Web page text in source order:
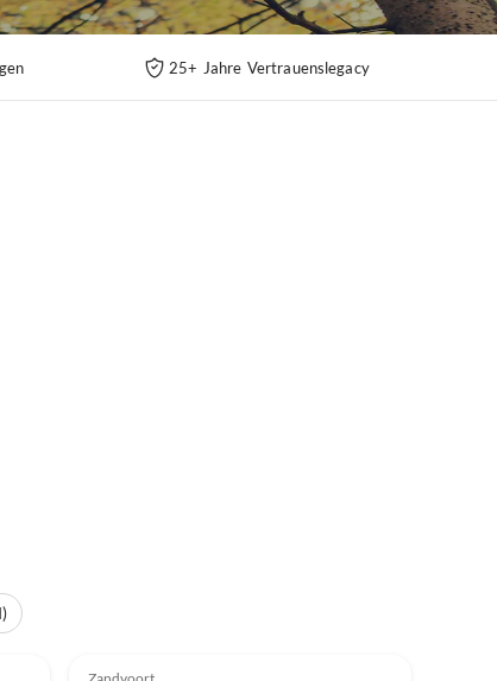
25+ Jahre Vertrauenslegacy